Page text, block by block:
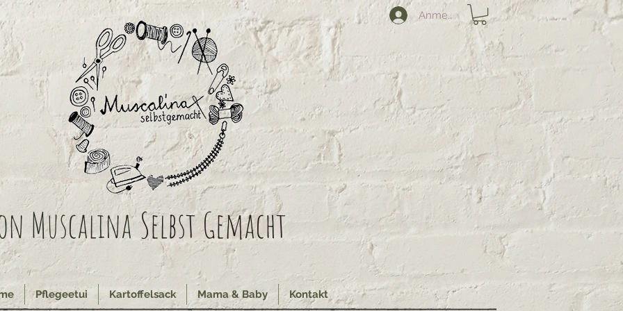
MuscalinaSelbst Gemacht
Anmelden
Pflegeetui Kartoffelsack Mama & Baby Kontakt